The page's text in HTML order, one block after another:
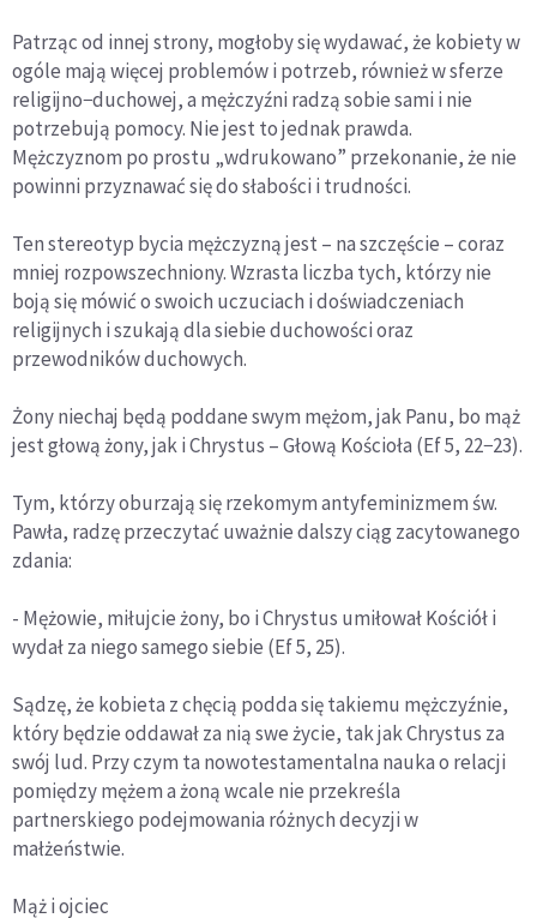
Patrząc od innej strony, mogłoby się wydawać, że kobiety w
ogóle mają więcej problemów i potrzeb, również w sferze
religijno−duchowej, a mężczyźni radzą sobie sami i nie
potrzebują pomocy. Nie jest to jednak prawda.
Mężczyznom po prostu „wdrukowano” przekonanie, że nie
powinni przyznawać się do słabości i trudności.
Ten stereotyp bycia mężczyzną jest – na szczęście – coraz
mniej rozpowszechniony. Wzrasta liczba tych, którzy nie
boją się mówić o swoich uczuciach i doświadczeniach
religijnych i szukają dla siebie duchowości oraz
przewodników duchowych.
Żony niechaj będą poddane swym mężom, jak Panu, bo mąż
jest głową żony, jak i Chrystus – Głową Kościoła (Ef 5, 22−23).
Tym, którzy oburzają się rzekomym antyfeminizmem św.
Pawła, radzę przeczytać uważnie dalszy ciąg zacytowanego
zdania:
- Mężowie, miłujcie żony, bo i Chrystus umiłował Kościół i
wydał za niego samego siebie (Ef 5, 25).
Sądzę, że kobieta z chęcią podda się takiemu mężczyźnie,
który będzie oddawał za nią swe życie, tak jak Chrystus za
swój lud. Przy czym ta nowotestamentalna nauka o relacji
pomiędzy mężem a żoną wcale nie przekreśla
partnerskiego podejmowania różnych decyzji w
małżeństwie.
Mąż i ojciec